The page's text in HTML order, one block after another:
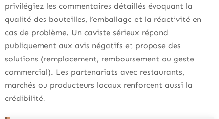
privilégiez les commentaires détaillés évoquant la
qualité des bouteilles, l’emballage et la réactivité en
cas de problème. Un caviste sérieux répond
publiquement aux avis négatifs et propose des
solutions (remplacement, remboursement ou geste
commercial). Les partenariats avec restaurants,
marchés ou producteurs locaux renforcent aussi la
crédibilité.